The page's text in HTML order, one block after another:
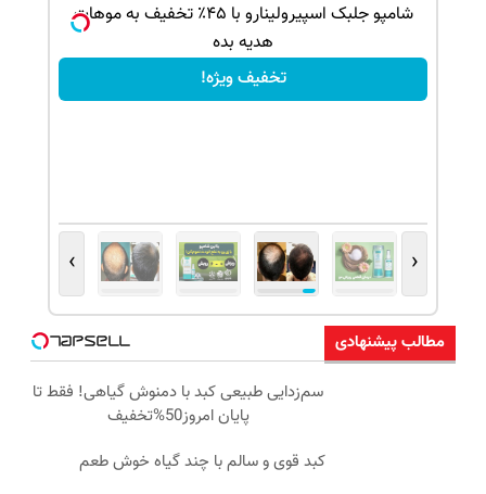
شامپو جلبک اسپیرولینارو با ۴۵٪ تخفیف به موهات
هدیه بده
تخفیف ویژه!
‹
›
مطالب پیشنهادی
سم‌زدایی طبیعی کبد با دمنوش گیاهی! فقط تا
پایان امروز50%تخفیف
کبد قوی و سالم با چند گیاه خوش طعم